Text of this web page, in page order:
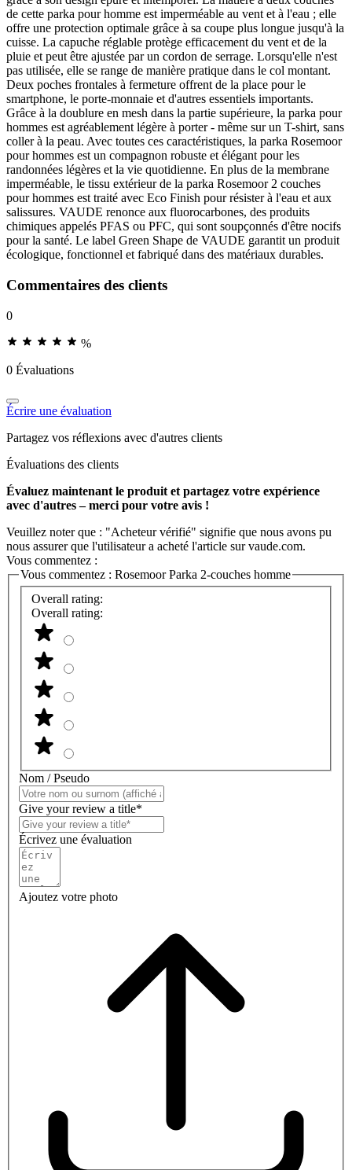
de cette parka pour homme est imperméable au vent et à l'eau ; elle
offre une protection optimale grâce à sa coupe plus longue jusqu'à la
cuisse. La capuche réglable protège efficacement du vent et de la
pluie et peut être ajustée par un cordon de serrage. Lorsqu'elle n'est
pas utilisée, elle se range de manière pratique dans le col montant.
Deux poches frontales à fermeture offrent de la place pour le
smartphone, le porte-monnaie et d'autres essentiels importants.
Grâce à la doublure en mesh dans la partie supérieure, la parka pour
hommes est agréablement légère à porter - même sur un T-shirt, sans
coller à la peau. Avec toutes ces caractéristiques, la parka Rosemoor
pour hommes est un compagnon robuste et élégant pour les
randonnées légères et la vie quotidienne. En plus de la membrane
imperméable, le tissu extérieur de la parka Rosemoor 2 couches
pour hommes est traité avec Eco Finish pour résister à l'eau et aux
salissures. VAUDE renonce aux fluorocarbones, des produits
chimiques appelés PFAS ou PFC, qui sont soupçonnés d'être nocifs
pour la santé. Le label Green Shape de VAUDE garantit un produit
écologique, fonctionnel et fabriqué dans des matériaux durables.
Commentaires des clients
0
%
0 Évaluations
Écrire une évaluation
Partagez vos réflexions avec d'autres clients
Évaluations des clients
Évaluez maintenant le produit et partagez votre expérience
avec d'autres – merci pour votre avis !
Veuillez noter que : "Acheteur vérifié" signifie que nous avons pu
nous assurer que l'utilisateur a acheté l'article sur vaude.com.
Vous commentez :
Vous commentez : Rosemoor Parka 2-couches homme
Overall rating:
Overall rating:
Nom / Pseudo
Give your review a title*
Écrivez une évaluation
Ajoutez votre photo